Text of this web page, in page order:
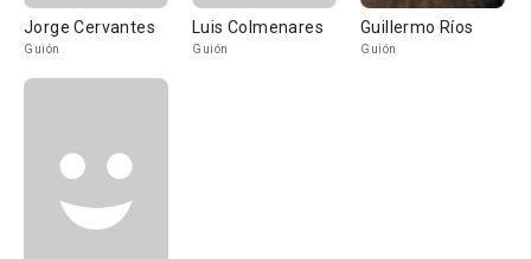
Jorge Cervantes
Guión
Luis Colmenares
Guión
Guillermo Ríos
Guión